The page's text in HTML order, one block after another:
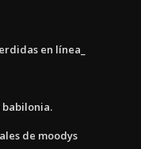
en línea_
babilonia.
de moodys